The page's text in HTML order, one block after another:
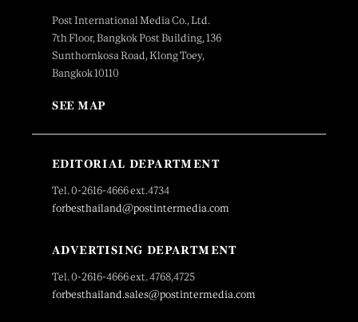
Post International Media Co., Ltd.
7th Floor, Bangkok Post Building, 136
Sunthornkosa Road, Klong Toey,
Bangkok 10110
SEE MAP
EDITORIAL DEPARTMENT
Tel. 0-2616-4666 ext.4734
forbesthailand@postintermedia.com
ADVERTISING DEPARTMENT
Tel. 0-2616-4666 ext. 4768,4725
forbesthailand.sales@postintermedia.com